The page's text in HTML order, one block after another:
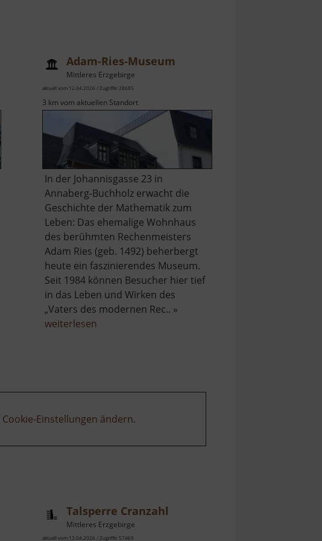
Adam-Ries-Museum
Mittleres Erzgebirge
aktuell vom 12.04.2026 / Zugriffe: 28685
3 km vom aktuellen Standort
In der Johannisgasse 23 in
Annaberg-Buchholz erwacht die
Geschichte der Mathematik zum
Leben: Das ehemalige Wohnhaus
des berühmten Rechenmeisters
Adam Ries (geb. 1492) beherbergt
heute ein faszinierendes Museum.
Seit 1984 können Besucher hier tief
in das Leben und Wirken des
„Vaters des modernen Rec.. »
weiterlesenüber
Cookie-Einstellungen ändern.
Talsperre Cranzahl
Mittleres Erzgebirge
aktuell vom 13.04.2026 / Zugriffe: 57469